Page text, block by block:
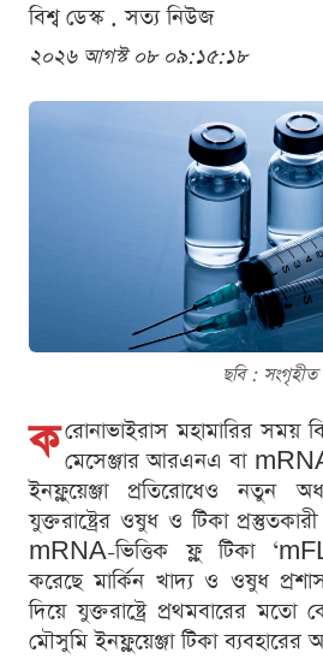
বিশ্ব ডেস্ক . সত্য নিউজ
২০২৬ আগস্ট ০৮ ০৯:১৫:১৮
ছবি : সংগৃহীত
ক রোনাভাইরাস মহামারির সময়
মেসেঞ্জার আরএনএ বা
ইনফ্লুয়েঞ্জা প্রতিরোধেও নতুন
যুক্তরাষ্ট্রের ওষুধ ও টিকা প্রস্তুতকারী
mRNA-ভিত্তিক ফ্লু টিকা
করেছে মার্কিন খাদ্য ও ওষুধ
দিয়ে যুক্তরাষ্ট্রে প্রথমবারের
মৌসুমি ইনফ্লুয়েঞ্জা টিকা